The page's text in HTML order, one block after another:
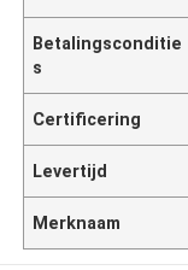
Betalingsconditie
s
Certificering
Levertijd
Merknaam